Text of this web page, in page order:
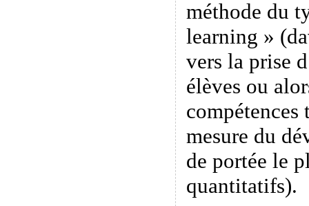
méthode du
learning »
vers la prise
élèves ou
compétences
mesure du
de portée le
quantitatifs).